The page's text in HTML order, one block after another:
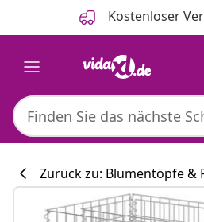
Kostenloser
Zurück zu: Blumentöpfe &